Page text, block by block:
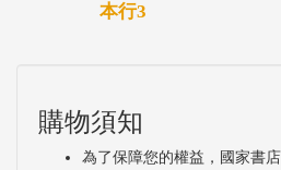
本行3
購物須知
為了保障您的權益，國家書